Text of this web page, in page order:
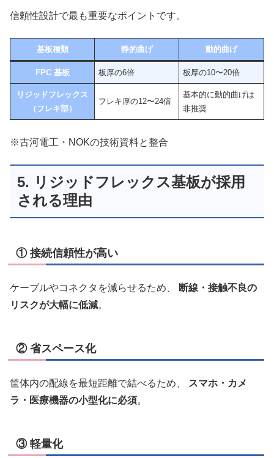
信頼性設計で最も重要なポイントです。
基板種類 静的曲げ 動的曲げ
FPC基板 板厚の6倍 板厚の10〜20倍
リジッドフレックス
（フレキ部）
フレキ厚の12〜24倍
基本的に動的曲げは
非推奨
※古河電工・NOKの技術資料と整合
5. リジッドフレックス基板が採用
される理由
① 接続信頼性が高い
ケーブルやコネクタを減らせるため、
断線・接触不良の
リスクが大幅に低減。
② 省スペース化
筐体内の配線を最短距離で結べるため、
スマホ・カメ
ラ・医療機器の小型化に必須。
③ 軽量化